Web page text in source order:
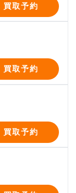
買取予約
買取予約
買取予約